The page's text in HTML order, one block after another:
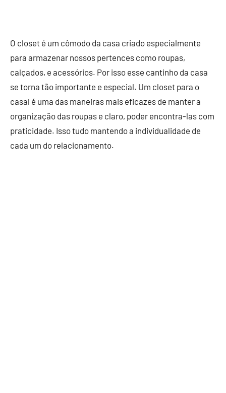
O closet é um cômodo da casa criado especialmente
para armazenar nossos pertences como roupas,
calçados, e acessórios. Por isso esse cantinho da casa
se torna tão importante e especial. Um closet para o
casal é uma das maneiras mais eficazes de manter a
organização das roupas e claro, poder encontra-las com
praticidade. Isso tudo mantendo a individualidade de
cada um do relacionamento.